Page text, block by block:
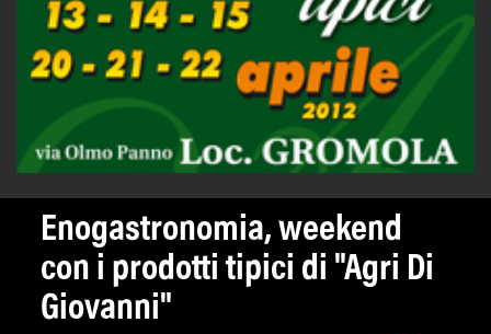
Enogastronomia, weekend
con i prodotti tipici di "Agri Di
Giovanni"